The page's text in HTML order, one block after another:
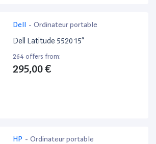
Dell - Ordinateur portable
Dell Latitude 5520 15”
264 offers from:
295,00 €
HP - Ordinateur portable